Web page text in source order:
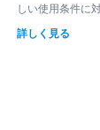
しい使用条件に
詳しく見る